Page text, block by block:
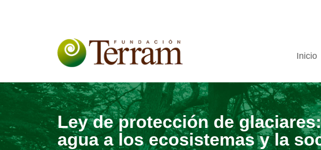
Inicio
Ley de protección de
agua a los ecosistemas y la